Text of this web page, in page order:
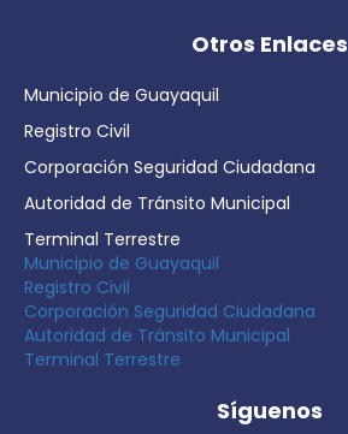
Otros Enlaces
Municipio de Guayaquil
Registro Civil
Corporación Seguridad Ciudadana
Autoridad de Tránsito Municipal
Terminal Terrestre
Municipio de Guayaquil
Registro Civil
Corporación Seguridad Ciudadana
Autoridad de Tránsito Municipal
Terminal Terrestre
Síguenos